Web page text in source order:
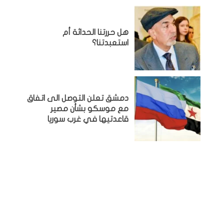
هل حررتنا الحداثة أم
استعبدتنا؟
دمشق تعلن التوصل الى اتفاق
مع موسكو بشأن مصير
قاعدتيها في غرب سوريا